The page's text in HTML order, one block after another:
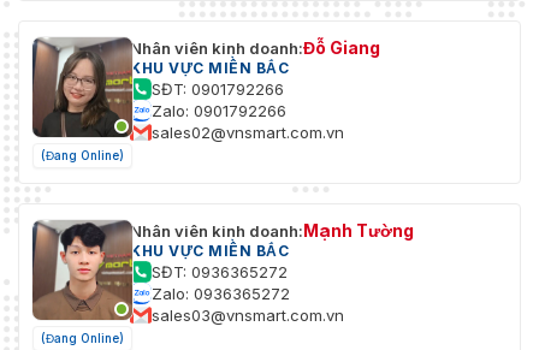
(Đang Online)
Nhân viên kinh doanh:Đỗ Giang
KHU VỰC MIỀN BẮC
SĐT: 0901792266
Zalo: 0901792266
sales02@vnsmart.com.vn
(Đang Online)
Nhân viên kinh doanh:Mạnh Tường
KHU VỰC MIỀN BẮC
SĐT: 0936365272
Zalo: 0936365272
sales03@vnsmart.com.vn